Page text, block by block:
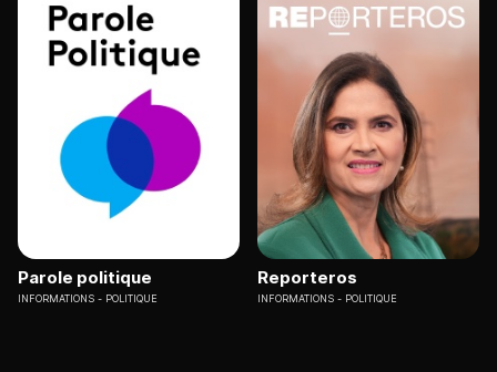
Parole politique
INFORMATIONS POLITIQUE
Reporteros
INFORMATIONS POLITIQUE